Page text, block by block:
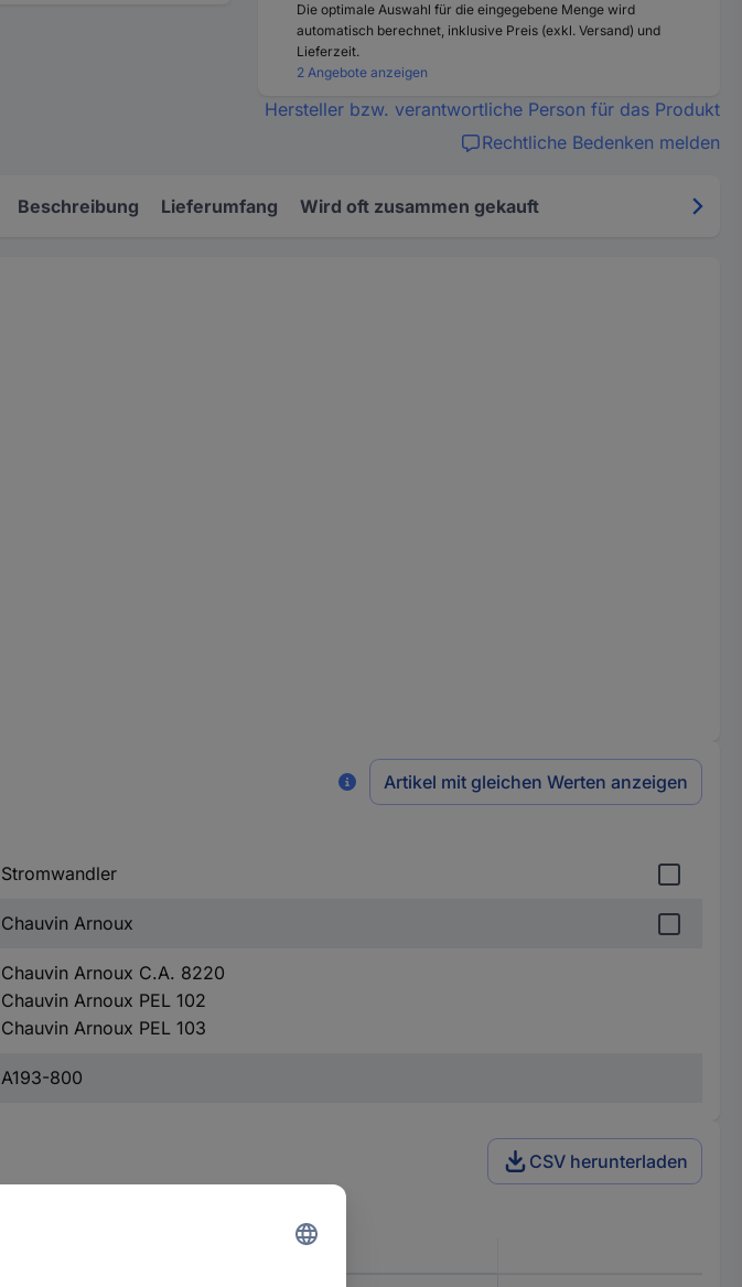
Die optimale Auswahl für die eingegebene Menge wird
automatisch berechnet, inklusive Preis (exkl. Versand) und
Lieferzeit.
2 Angebote anzeigen
Hersteller bzw. verantwortliche Person für das Produkt
Rechtliche Bedenken melden
Beschreibung Lieferumfang Wird oft zusammen gekauft
Artikel mit gleichen Werten anzeigen
Stromwandler
Chauvin Arnoux
Chauvin Arnoux C.A. 8220
Chauvin Arnoux PEL 102
Chauvin Arnoux PEL 103
A193-800
CSV herunterladen